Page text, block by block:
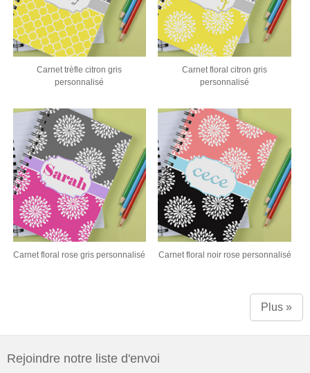
Carnet trèfle citron gris
personnalisé
Carnet floral citron gris
personnalisé
Carnet floral rose gris personnalisé Carnet floral noir rose personnalisé
Plus »
Rejoindre notre liste d'envoi